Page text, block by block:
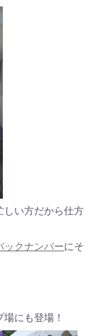
しい方だから仕方
ックナンバーにそ
にも登場！